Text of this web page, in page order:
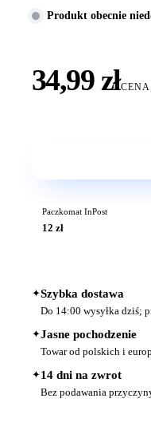
Produkt obecnie
34,99 zł
Paczkomat InPost
12 zł
✦Szybka dostawa
Do 14:00 wysyłka dziś;
✦Jasne pochodzenie
Towar od polskich i
✦14 dni na zwrot
Bez podawania